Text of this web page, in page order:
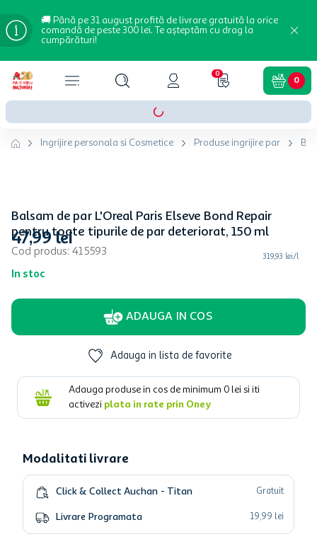
🚚 Până pe 31 august profită de livrare gratuită la orice
comandă de peste 300 lei. Te așteptăm cu drag la
cumpărături!
0
0
Ingrijire personala si Cosmetice Produse ingrijire par
Balsam de par L'Oreal Paris Elseve Bond Repair
pentru toate tipurile de par deteriorat, 150 ml
Cod produs: 415593
In stoc
47,99 lei
319,93 lei/l
ADAUGA IN COS
Adauga in lista de favorite
Adauga produse in cos de minimum 0 lei si iti
activezi plata in rate prin Oney
Modalitati livrare
Click & Collect Auchan - Titan Gratuit
Livrare Programata 19,99 lei